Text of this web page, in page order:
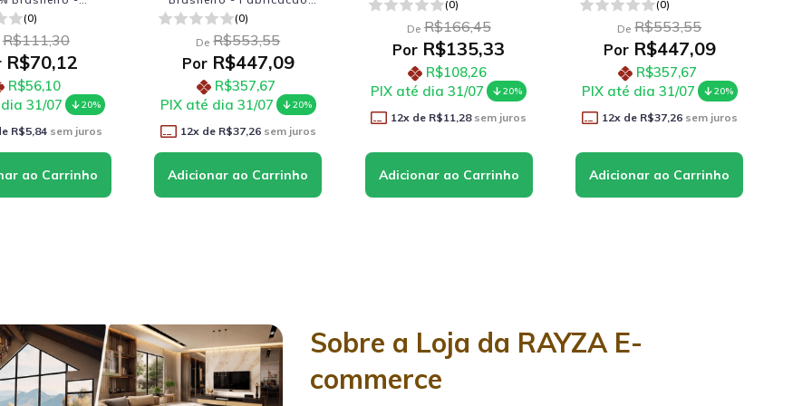
Nacional)
(0)
R$111,30
R$70,12
R$56,10
31/07
20%
R$5,84sem juros
Nacional)
(0)
De R$553,55
PorR$447,09
R$357,67
PIX até dia 31/07
20%
12x de R$37,26sem juros
(0)
De R$166,45
Por R$135,33
R$108,26
PIX até dia 31/07
20%
12x de R$11,28sem juros
(0)
De R$553,55
PorR$447,09
R$357,67
PIX até dia 31/07
20%
12x de R$37,26sem juros
Sobre a Loja da RAYZA E-
commerce